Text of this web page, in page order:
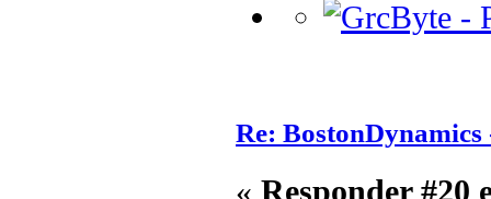
Re:
« Responder #20